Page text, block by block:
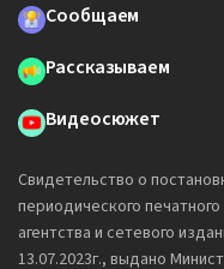
Сообщаем
Рассказываем
Видеосюжет
Свидетельство о
периодического
агентства и сетевого
13.07.2023г., выдано